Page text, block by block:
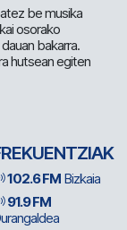
be musika
osorako
bakarra.
hutsean egiten
102.6 FM Bizkaia
91.9 FM